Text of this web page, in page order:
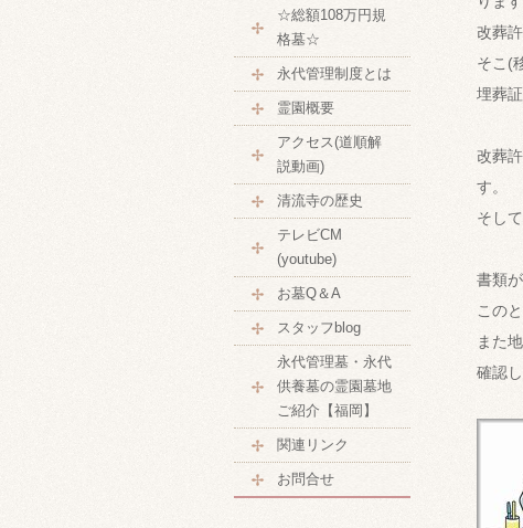
改葬
そこ(
埋葬
改葬
す。
そし
書類
この
また
確認
☆総額108万円規
格墓☆
永代管理制度とは
霊園概要
アクセス(道順解
説動画)
清流寺の歴史
テレビCM
(youtube)
お墓Q＆A
スタッフblog
永代管理墓・永代
供養墓の霊園墓地
ご紹介【福岡】
関連リンク
お問合せ